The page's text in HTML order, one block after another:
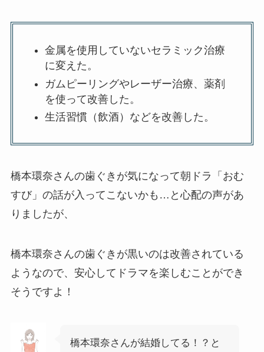
金属を使用していないセラミック治療
に変えた。
ガムピーリングやレーザー治療、薬剤
を使って改善した。
生活習慣（飲酒）などを改善した。
橋本環奈さんの歯ぐきが気になって朝ドラ「おむ
すび」の話が入ってこないかも…と心配の声があ
りましたが、
橋本環奈さんの歯ぐきが黒いのは改善されている
ようなので、安心してドラマを楽しむことができ
そうですよ！
橋本環奈さんが結婚してる！？と